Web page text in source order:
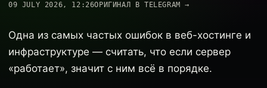
09 JULY 2026, 12:26ОРИГИНАЛ В TELEGRAM →
Одна из самых частых ошибок в веб-хостинге и
инфраструктуре — считать, что если сервер
«работает», значит с ним всё в порядке.